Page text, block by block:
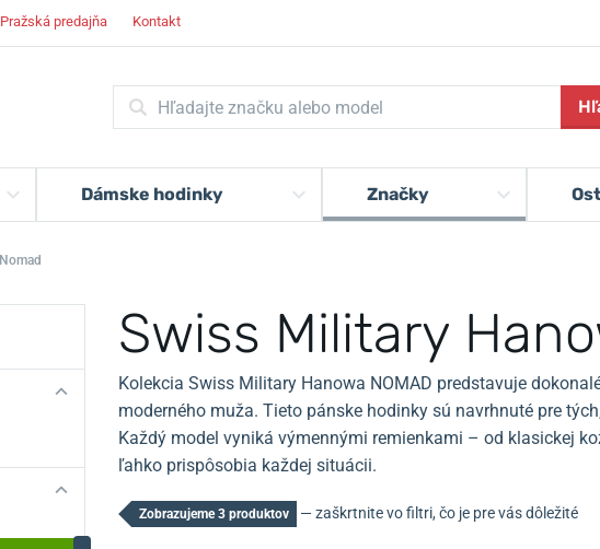
Pražská predajňa Kontakt
Dámske hodinky Značky
Nomad
Swiss Military
Kolekcia Swiss Military Hanowa NOMAD predstavuje
moderného muža. Tieto pánske hodinky sú navrhnuté pre
Každý model vyniká výmennými remienkami – od klasickej
ľahko prispôsobia každej situácii.
Zobrazujeme 3 produktov — zaškrtnite vo filtri, čo je pre vás dôležité